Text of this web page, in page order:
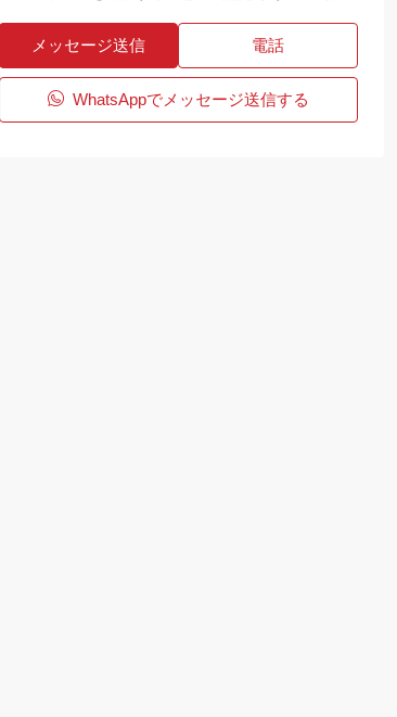
メッセージ送信 電話
WhatsAppでメッセージ送信する